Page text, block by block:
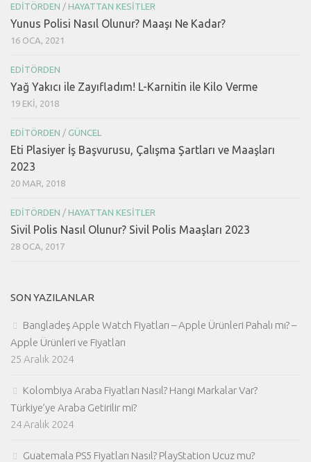
EDITÖRDEN / HAYATTAN KESITLER
Yunus Polisi Nasıl Olunur? Maaşı Ne Kadar?
16 OCA, 2021
EDITÖRDEN
Yağ Yakıcı ile Zayıfladım! L-Karnitin ile Kilo Verme
19 EKI, 2018
EDITÖRDEN / GÜNCEL
Eti Plasiyer İş Başvurusu, Çalışma Şartları ve Maaşları
2023
20 MAR, 2018
EDITÖRDEN / HAYATTAN KESITLER
Sivil Polis Nasıl Olunur? Sivil Polis Maaşları 2023
28 OCA, 2017
SON YAZILANLAR
Bangladeş Apple Watch Fiyatları – Apple Ürünleri Pahalı mı? –
Apple Ürünleri ve Fiyatları
25 Aralık 2024
Kolombiya Araba Fiyatları Nasıl? Hangi Markalar Var?
Türkiye’ye Araba Getirilir mi?
24 Aralık 2024
Guatemala PS5 Fiyatları Nasıl? PlayStation Ucuz mu?